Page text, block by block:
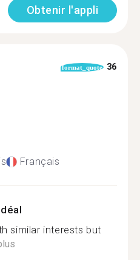
Obtenir l'appli
format_quote 36
Français
similar interests but